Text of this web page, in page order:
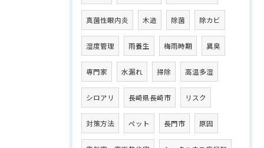
真菌性眼内炎 木造 除菌 除カビ
湿度管理 雨養生 梅雨時期 異臭
専門家 水漏れ 掃除 高温多湿
シロアリ 長崎県長崎市 リスク
対策方法 ペット 長門市 原因